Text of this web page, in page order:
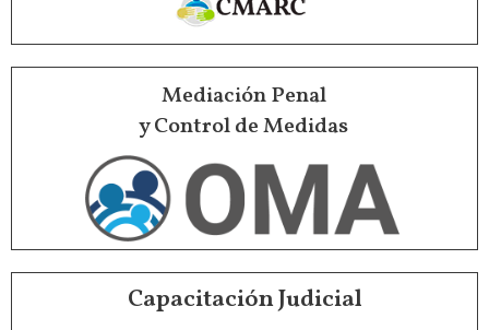
Mediación Penal
y Control de Medidas
Capacitación Judicial